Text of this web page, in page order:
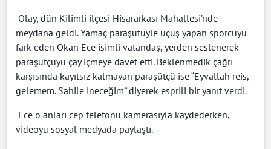
Olay, dün Kilimli ilçesi Hisararkası Mahallesi’nde
meydana geldi. Yamaç paraşütüyle uçuş yapan sporcuyu
fark eden Okan Ece isimli vatandaş, yerden seslenerek
paraşütçüyü çay içmeye davet etti. Beklenmedik çağrı
karşısında kayıtsız kalmayan paraşütçü ise “Eyvallah reis,
gelemem. Sahile ineceğim” diyerek esprili bir yanıt verdi.
Ece o anları cep telefonu kamerasıyla kaydederken,
videoyu sosyal medyada paylaştı.